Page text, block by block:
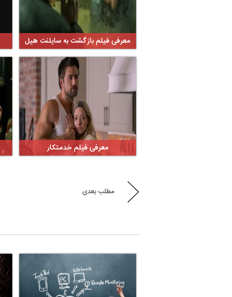
معرفی فیلم بازگشت به سایلنت هیل
معرفی فیلم خدمتکار
مطلب بعدی